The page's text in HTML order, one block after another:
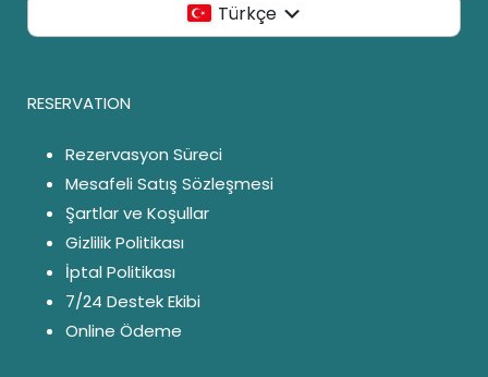
Türkçe
RESERVATION
Rezervasyon Süreci
Mesafeli Satış Sözleşmesi
Şartlar ve Koşullar
Gizlilik Politikası
İptal Politikası
7/24 Destek Ekibi
Online Ödeme